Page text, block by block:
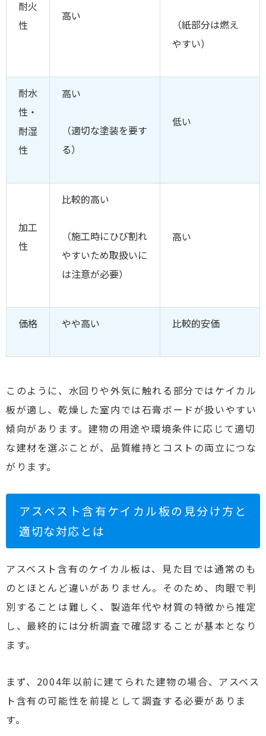
耐火
性
高い
（紙部分は燃え
やすい）
耐水
性・
耐湿
性
高い
（適切な塗装を要す
る）
低い
加工
性
比較的高い
（施工時にひび割れ
やすいため取扱いに
は注意が必要）
高い
価格 やや高い 比較的安価
このように、水回りや外気に触れる部分ではケイカル
板が適し、乾燥した室内では石膏ボードが扱いやすい
傾向があります。建物の用途や環境条件に応じて適切
な建材を選ぶことが、品質維持とコストの両立につな
がります。
アスベスト含有ケイカル板の見分け方と
適切な対応とは
アスベスト含有のケイカル板は、見た目では通常のも
のとほとんど違いがありません。そのため、肉眼で判
別することは難しく、製造年代や材質の特徴から推定
し、最終的には分析調査で確認することが基本となり
ます。
まず、2004年以前に建てられた建物の場合、アスベス
ト含有の可能性を前提として調査する必要がありま
す。